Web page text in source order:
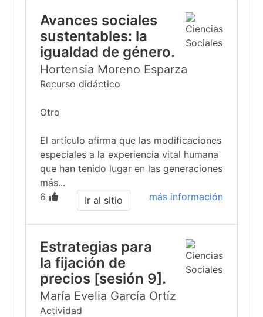
Avances sociales
sustentables: la
igualdad de género.
Hortensia Moreno Esparza
Recurso didáctico
Otro
El artículo afirma que las modificaciones
especiales a la experiencia vital humana
que han tenido lugar en las generaciones
más...
6
más información
Ir al sitio
Estrategias para
la fijación de
precios [sesión 9].
María Evelia García Ortíz
Actividad